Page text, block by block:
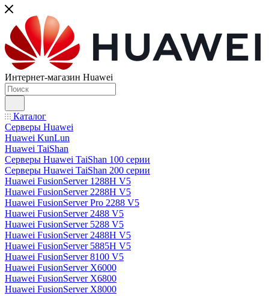
Интернет-магазин Huawei
Каталог
Серверы Huawei
Huawei KunLun
Huawei TaiShan
Серверы Huawei TaiShan 100 серии
Серверы Huawei TaiShan 200 серии
Huawei FusionServer 1288H V5
Huawei FusionServer 2288H V5
Huawei FusionServer Pro 2288 V5
Huawei FusionServer 2488 V5
Huawei FusionServer 5288 V5
Huawei FusionServer 2488H V5
Huawei FusionServer 5885H V5
Huawei FusionServer 8100 V5
Huawei FusionServer X6000
Huawei FusionServer X6800
Huawei FusionServer X8000